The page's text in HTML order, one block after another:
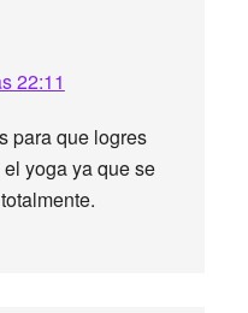
22:11
para que logres
yoga ya que se